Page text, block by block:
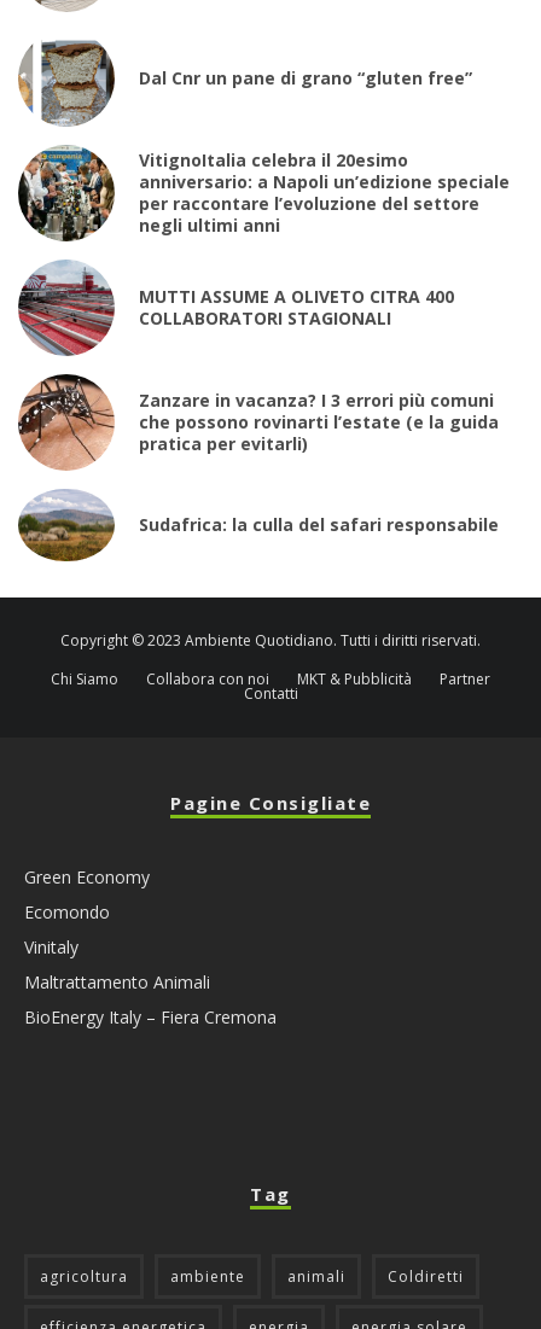
Dal Cnr un pane di grano “gluten free”
VitignoItalia celebra il 20esimo
anniversario: a Napoli un’edizione speciale
per raccontare l’evoluzione del settore
negli ultimi anni
MUTTI ASSUME A OLIVETO CITRA 400
COLLABORATORI STAGIONALI
Zanzare in vacanza? I 3 errori più comuni
che possono rovinarti l’estate (e la guida
pratica per evitarli)
Sudafrica: la culla del safari responsabile
Copyright © 2023 Ambiente Quotidiano. Tutti i diritti riservati.
Chi Siamo
Collabora con noi MKT & Pubblicità Partner
Contatti
Pagine Consigliate
Green Economy
Ecomondo
Vinitaly
Maltrattamento Animali
BioEnergy Italy – Fiera Cremona
Tag
agricoltura ambiente animali Coldiretti